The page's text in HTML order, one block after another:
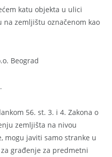
katu objekta u ulici
na zemljištu označenom kao
Beograd
56. st. 3. i 4. Zakona o
zemljišta na nivou
mogu javiti samo stranke u
građenje za predmetni